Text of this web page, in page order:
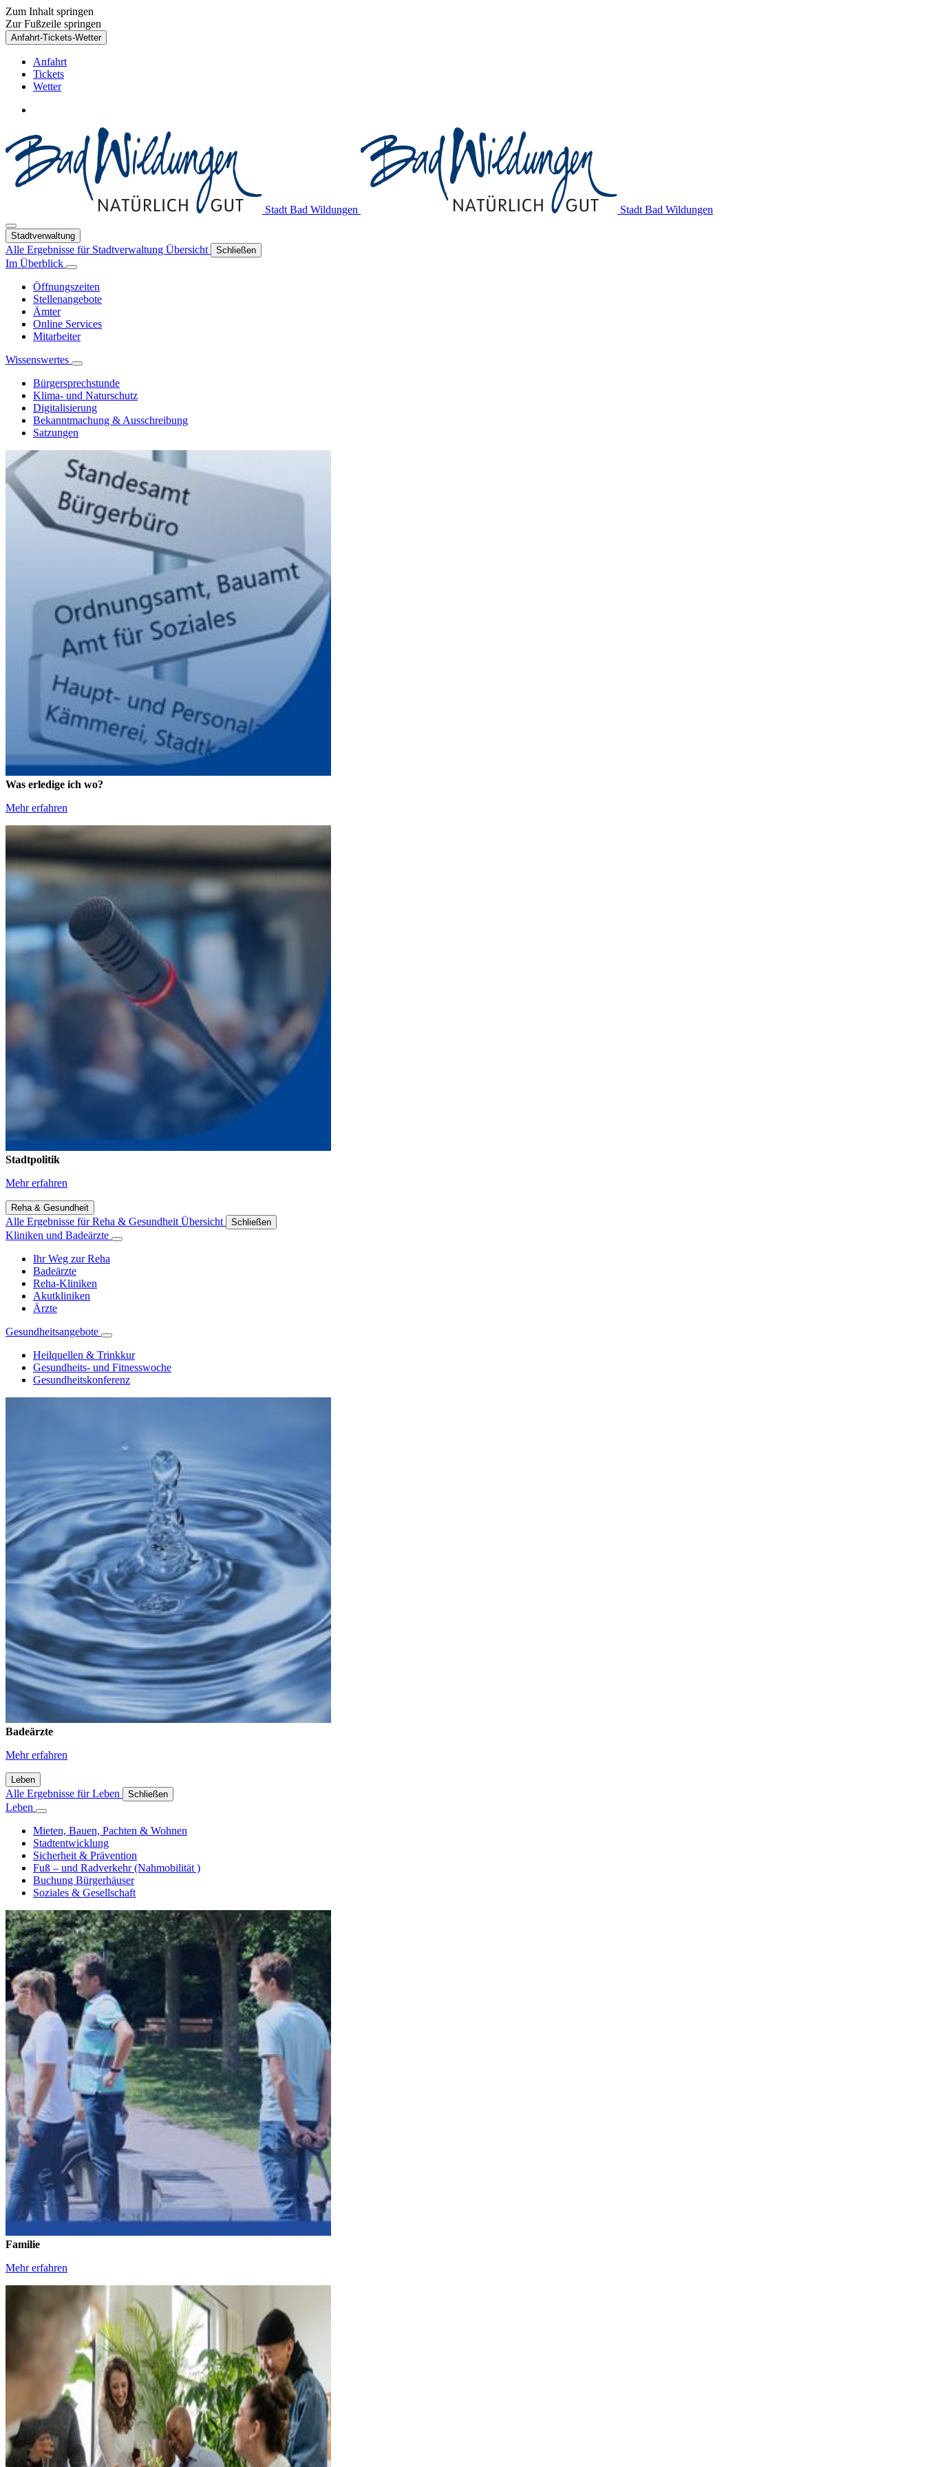
Zum Inhalt springen
Zur Fußzeile springen
Anfahrt-Tickets-Wetter
Anfahrt
Tickets
Wetter
Stadt Bad Wildungen Stadt Bad Wildungen
Stadtverwaltung
Alle Ergebnisse fürStadtverwaltung Übersicht Schließen
Im Überblick
Öffnungszeiten
Stellenangebote
Ämter
Online Services
Mitarbeiter
Wissenswertes
Bürgersprechstunde
Klima- und Naturschutz
Digitalisierung
Bekanntmachung & Ausschreibung
Satzungen
Was erledige ich wo?
Mehr erfahren
Stadtpolitik
Mehr erfahren
Reha & Gesundheit
Alle Ergebnisse fürReha & Gesundheit Übersicht Schließen
Kliniken und Badeärzte
Ihr Weg zur Reha
Badeärzte
Reha-Kliniken
Akutkliniken
Ärzte
Gesundheitsangebote
Heilquellen & Trinkkur
Gesundheits- und Fitnesswoche
Gesundheitskonferenz
Badeärzte
Mehr erfahren
Leben
Alle Ergebnisse fürLeben Schließen
Leben
Mieten, Bauen, Pachten & Wohnen
Stadtentwicklung
Sicherheit & Prävention
Fuß – und Radverkehr (Nahmobilität )
Buchung Bürgerhäuser
Soziales & Gesellschaft
Familie
Mehr erfahren